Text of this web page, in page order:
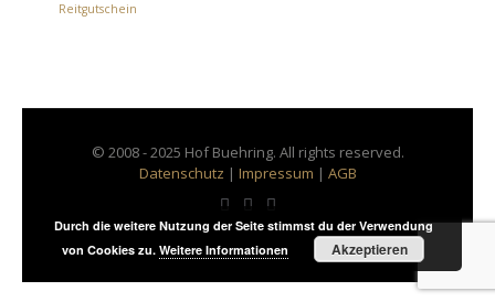
Reitgutschein
© 2008 - 2025 Hof Buehring. All rights reserved.
Datenschutz | Impressum | AGB
Durch die weitere Nutzung der Seite stimmst du der Verwendung
von Cookies zu.Weitere Informationen Akzeptieren